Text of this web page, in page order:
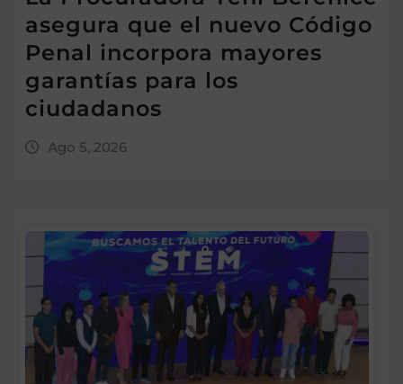
asegura que el nuevo Código
Penal incorpora mayores
garantías para los
ciudadanos
Ago 5, 2026